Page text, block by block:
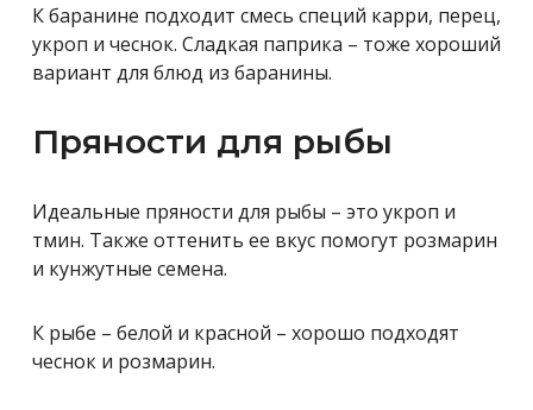
К баранине подходит смесь специй карри, перец,
укроп и чеснок. Сладкая паприка – тоже хороший
вариант для блюд из баранины.
Пряности для рыбы
Идеальные пряности для рыбы – это укроп и
тмин. Также оттенить ее вкус помогут розмарин
и кунжутные семена.
К рыбе – белой и красной – хорошо подходят
чеснок и розмарин.